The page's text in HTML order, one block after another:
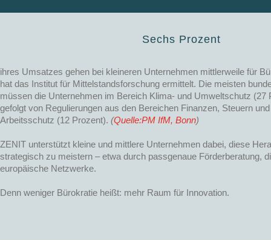
Sechs Prozent
ihres Umsatzes gehen bei kleineren Unternehmen mittlerweile für
hat das Institut für Mittelstandsforschung ermittelt. Die meisten
müssen die Unternehmen im Bereich Klima- und Umweltschutz (27
gefolgt von Regulierungen aus den Bereichen Finanzen, Steuern
Arbeitsschutz (12 Prozent). (Quelle:PM IfM, Bonn)
ZENIT unterstützt kleine und mittlere Unternehmen dabei, diese
strategisch zu meistern – etwa durch passgenaue Förderberatung,
europäische Netzwerke.
Denn weniger Bürokratie heißt: mehr Raum für Innovation.